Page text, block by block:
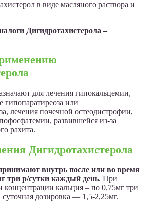
в виде масляного раствора и
Дигидротахистерола –
для лечения гипокальцемии,
или
лечения почечной остеодистрофии,
развившейся из-за
рахита.
Дигидротахистерола
внутрь после или во время
три р/сутки каждый день. При
кальция – по 0,75мг три
дозировка — 1,5-2,25мг.